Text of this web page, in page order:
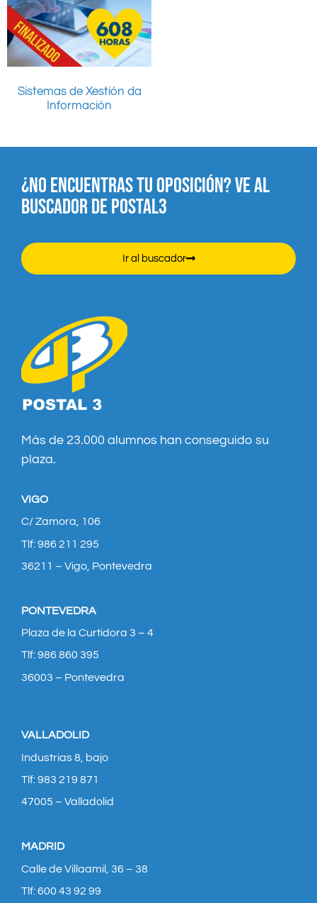
Sistemas de Xestión da
Información
¿NO ENCUENTRAS TU OPOSICIÓN? VE AL
BUSCADOR DE POSTAL3
Ir al buscador
Más de 23.000 alumnos han conseguido su
plaza.
VIGO
C/ Zamora, 106
Tlf: 986 211 295
36211 – Vigo, Pontevedra
PONTEVEDRA
Plaza de la Curtidora 3 – 4
Tlf: 986 860 395
36003 – Pontevedra
VALLADOLID
Industrias 8, bajo
Tlf: 983 219 871
47005 – Valladolid
MADRID
Calle de Villaamil, 36 – 38
Tlf: 600 43 92 99